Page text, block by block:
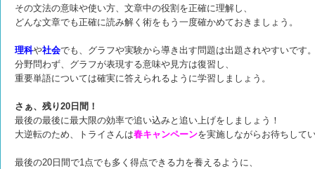
その文法の意味や使い方、文章中の役割を正確に理解し、
どんな文章でも正確に読み解く術をもう一度確かめておきましょう。
理科や社会でも、グラフや実験から導き出す問題は出題されやすいです
分野問わず、グラフが表現する意味や見方は復習し、
重要単語については確実に答えられるように学習しましょう。
さぁ、残り20日間！
最後の最後に最大限の効率で追い込みと追い上げをしましょう！
大逆転のため、トライさんは春キャンペーンを実施しながらお待ちして
最後の20日間で1点でも多く得点できる力を養えるように、